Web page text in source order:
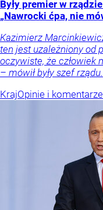
Były premier w
„Nawrocki ćpa, nie
Kazimierz
ten jest uzależniony od
oczywiste, że człowiek
– mówił były szef rządu.
KrajOpinie i komentarze